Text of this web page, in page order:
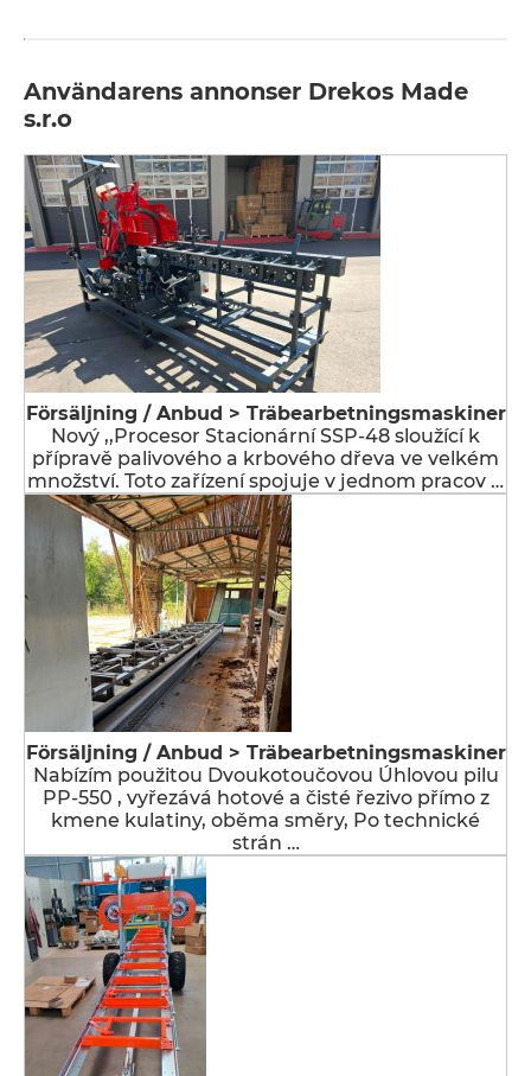
Användarens annonser Drekos Made
s.r.o
Försäljning / Anbud > Träbearbetningsmaskiner
Nový ,,Procesor Stacionární SSP-48 sloužící k
přípravě palivového a krbového dřeva ve velkém
množství. Toto zařízení spojuje v jednom pracov …
Försäljning / Anbud > Träbearbetningsmaskiner
Nabízím použitou Dvoukotoučovou Úhlovou pilu
PP-550 , vyřezává hotové a čisté řezivo přímo z
kmene kulatiny, oběma směry, Po technické
strán …